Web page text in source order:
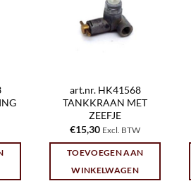
art.nr. HK41568
TANKKRAAN MET
ZEEFJE
€15,30 Excl. BTW
TOEVOEGEN AAN
WINKELWAGEN